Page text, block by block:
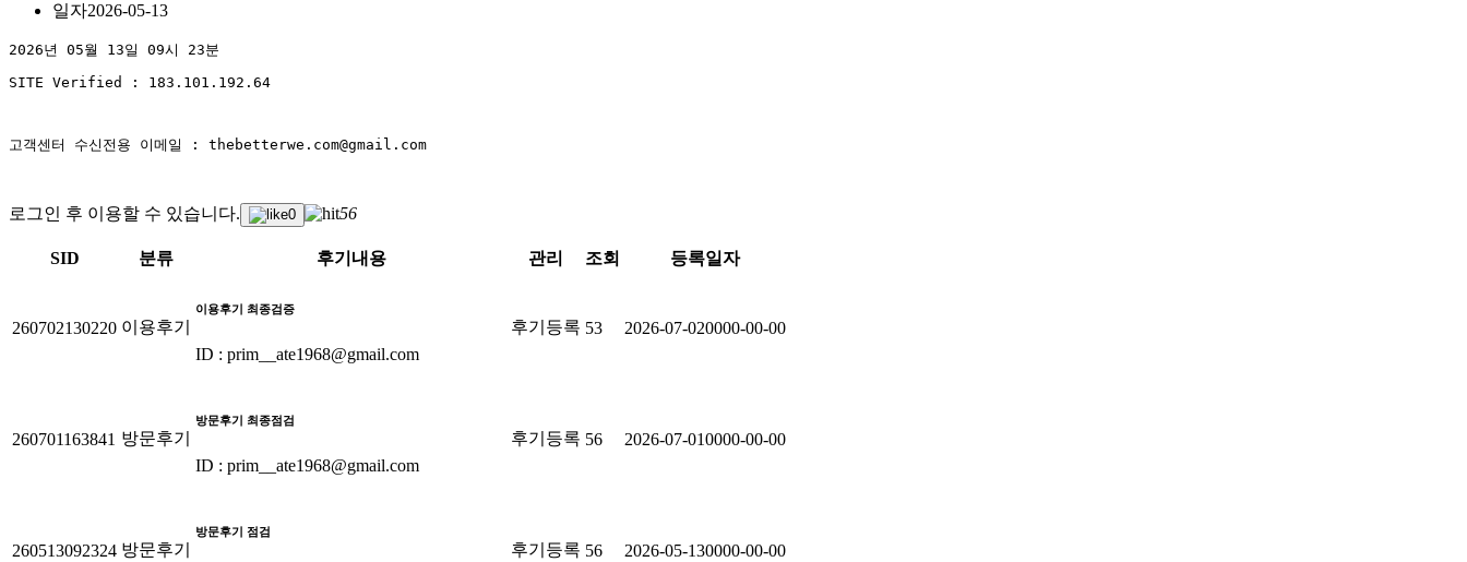
일자2026-05-13
2026년 05월 13일 09시 23분
SITE Verified : 183.101.192.64
고객센터 수신전용 이메일 : thebetterwe.com@gmail.com
로그인 후 이용할 수 있습니다. 0 56
SID 분류 후기내용 관리 조회 등록일자
260702130220 이용후기
이용후기 최종검증
ID : prim__ate1968@gmail.com
후기등록 53 2026-07-020000-00-00
260701163841 방문후기
방문후기 최종점검
ID : prim__ate1968@gmail.com
후기등록 56 2026-07-010000-00-00
260513092324 방문후기
방문후기 점검
후기등록 56 2026-05-130000-00-00